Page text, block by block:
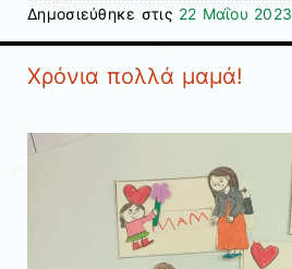
Δημοσιεύθηκε στις 22 Μαΐου 2023
Χρόνια πολλά μαμά!